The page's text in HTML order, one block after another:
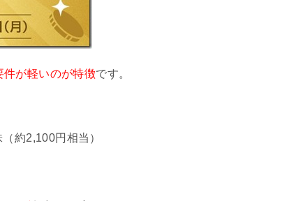
件が軽いのが特徴です。
約2,100円相当）